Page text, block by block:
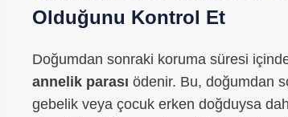
Olduğunu Kontrol Et
Doğumdan sonraki koruma süresi
annelik parası ödenir. Bu, doğumdan
gebelik veya çocuk erken doğduysa